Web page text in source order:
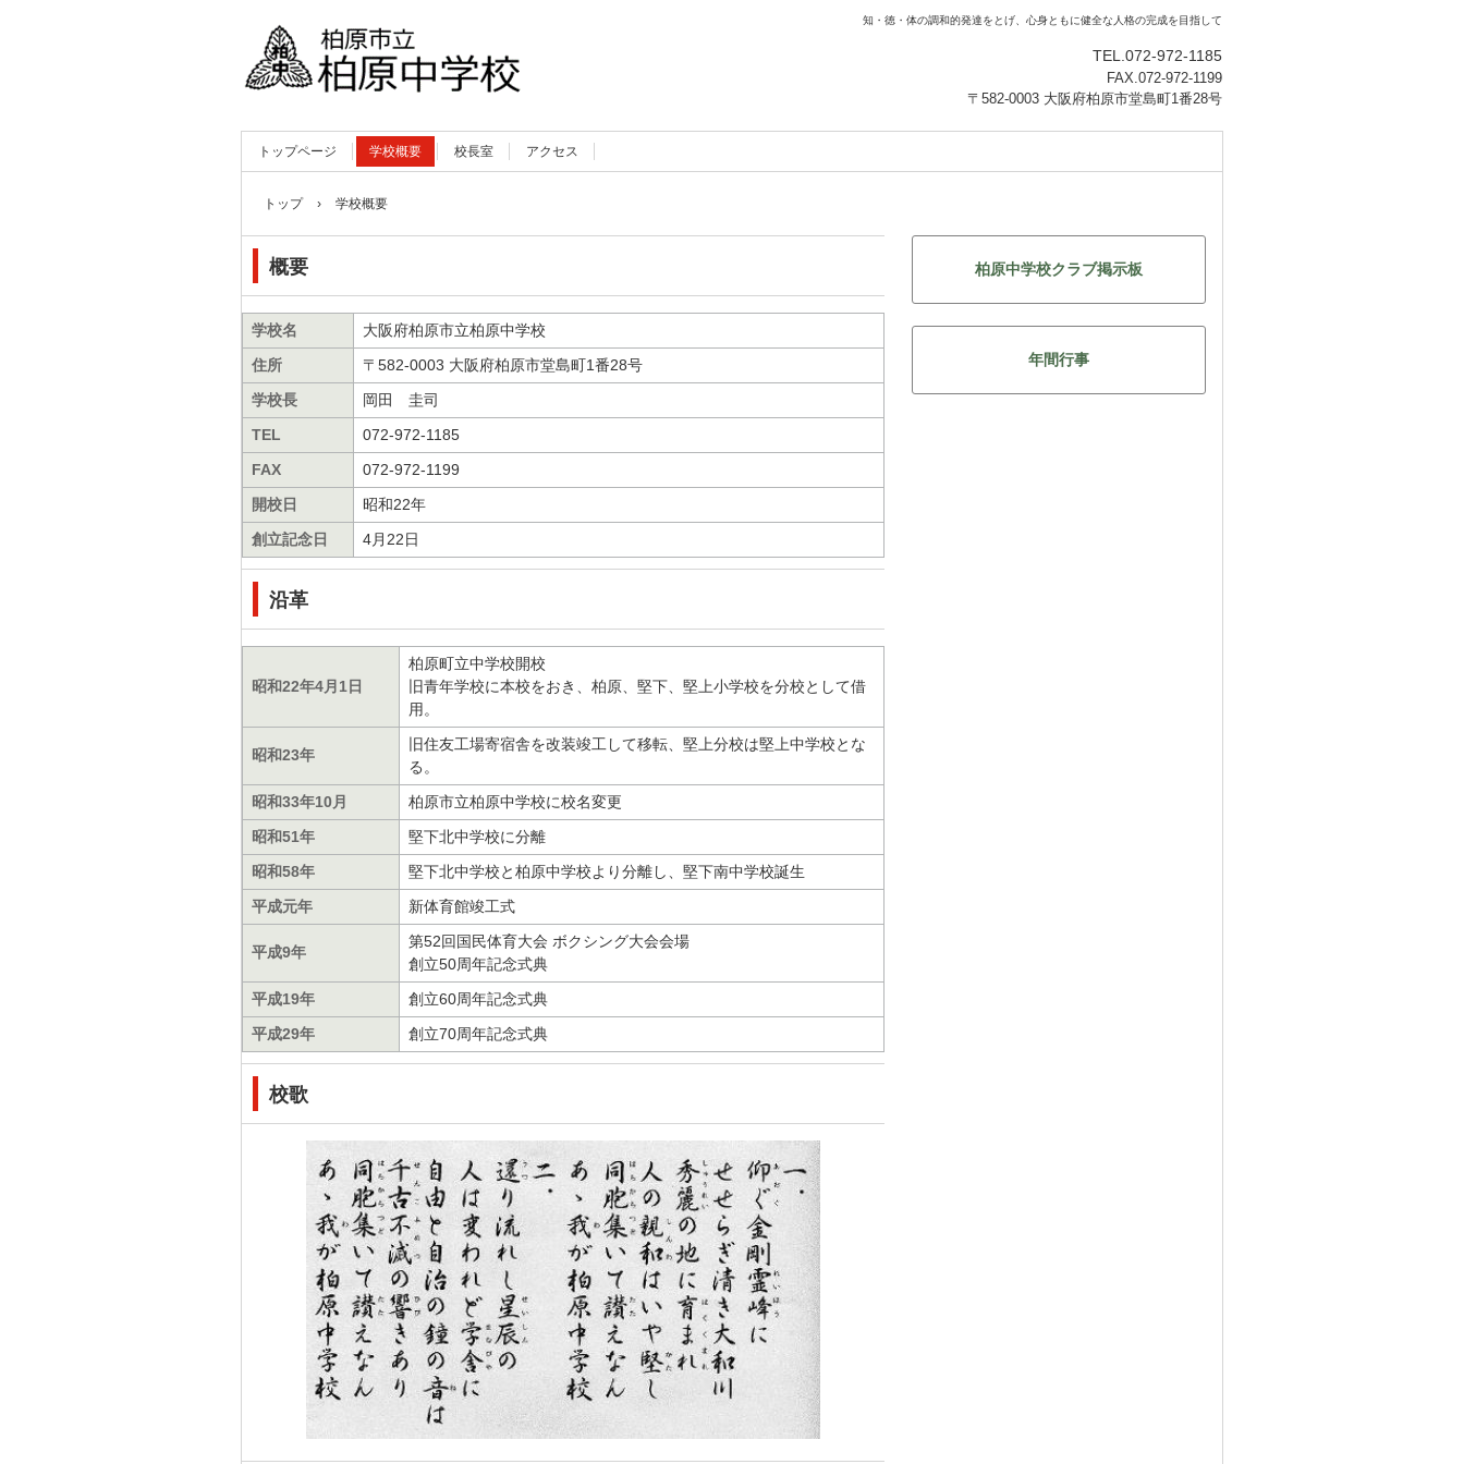
知・徳・体の調和的発達をとげ、心身ともに健全な人格の完成を目指して
TEL.072-972-1185
FAX.072-972-1199
〒582-0003 大阪府柏原市堂島町1番28号
トップページ 学校概要 校長室 アクセス
トップ › 学校概要
概要
学校名
大阪府柏原市立柏原中学校
住所
〒582-0003 大阪府柏原市堂島町1番28号
学校長
岡田 圭司
TEL
072-972-1185
FAX
072-972-1199
開校日
昭和22年
創立記念日
4月22日
沿革
昭和22年4月1日
柏原町立中学校開校
旧青年学校に本校をおき、柏原、堅下、堅上小学校を分校として借
用。
昭和23年
旧住友工場寄宿舎を改装竣工して移転、堅上分校は堅上中学校とな
る。
昭和33年10月
柏原市立柏原中学校に校名変更
昭和51年
堅下北中学校に分離
昭和58年
堅下北中学校と柏原中学校より分離し、堅下南中学校誕生
平成元年
新体育館竣工式
平成9年
第52回国民体育大会 ボクシング大会会場
創立50周年記念式典
平成19年
創立60周年記念式典
平成29年
創立70周年記念式典
校歌
柏原中学校クラブ掲示板
年間行事